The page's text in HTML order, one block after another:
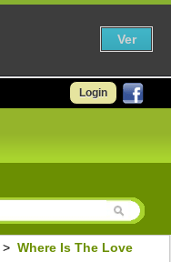
Login
> Where Is The Love
Ver